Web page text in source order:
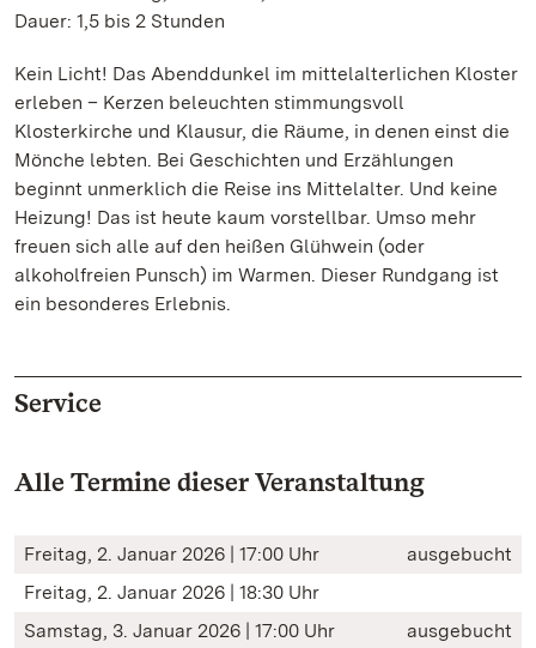
Dauer: 1,5 bis 2 Stunden
Kein Licht! Das Abenddunkel im mittelalterlichen Kloster
erleben – Kerzen beleuchten stimmungsvoll
Klosterkirche und Klausur, die Räume, in denen einst die
Mönche lebten. Bei Geschichten und Erzählungen
beginnt unmerklich die Reise ins Mittelalter. Und keine
Heizung! Das ist heute kaum vorstellbar. Umso mehr
freuen sich alle auf den heißen Glühwein (oder
alkoholfreien Punsch) im Warmen. Dieser Rundgang ist
ein besonderes Erlebnis.
Service
Alle Termine dieser Veranstaltung
Freitag, 2. Januar 2026 | 17:00 Uhr
ausgebucht
Freitag, 2. Januar 2026 | 18:30 Uhr
Samstag, 3. Januar 2026 | 17:00 Uhr
ausgebucht